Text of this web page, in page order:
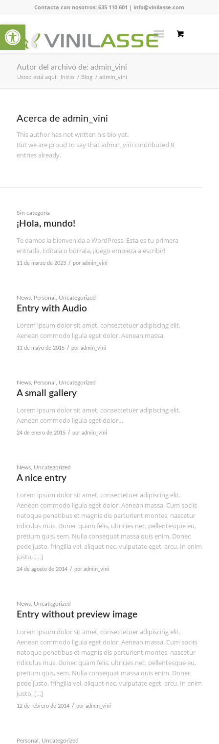
Contacta con nosotros:635 110 601 | info@vinilasse.com
Autor del archivo de: admin_vini
Usted está aquí: Inicio / Blog / admin_vini
Acerca de admin_vini
This author has not written his bio yet.
But we are proud to say that admin_vini contributed 8
entries already.
Sin categoría
¡Hola, mundo!
Te damos la bienvenida a WordPress. Esta es tu primera
entrada. Edítala o bórrala, ¡luego empieza a escribir!
11 de marzo de 2023 / por admin_vini
News, Personal Uncategorized
Entry with Audio
Lorem ipsum dolor sit amet, consectetuer adipiscing elit.
Aenean commodo ligula eget dolor. Aenean massa.
11 de mayo de 2015 / por admin_vini
News, Personal , Uncategorized
A small gallery
Lorem ipsum dolor sit amet, consectetuer adipiscing elit.
Aenean commodo ligula eget dolor…
24 de enero de 2015 / por admin_vini
News, Uncategorized
A nice entry
Lorem ipsum dolor sit amet, consectetuer adipiscing elit.
Aenean commodo ligula eget dolor. Aenean massa. Cum sociis
natoque penatibus et magnis dis parturient montes, nascetur
ridiculus mus. Donec quam felis, ultricies nec, pellentesque eu,
pretium quis, sem. Nulla consequat massa quis enim. Donec
pede justo, fringilla vel, aliquet nec, vulputate eget, arcu. In enim
justo, […]
24 de agosto de 2014 / por admin_vini
News, Uncategorized
Entry without preview image
Lorem ipsum dolor sit amet, consectetuer adipiscing elit.
Aenean commodo ligula eget dolor. Aenean massa. Cum sociis
natoque penatibus et magnis dis parturient montes, nascetur
ridiculus mus. Donec quam felis, ultricies nec, pellentesque eu,
pretium quis, sem. Nulla consequat massa quis enim. Donec
pede justo, fringilla vel, aliquet nec, vulputate eget, arcu. In enim
justo, […]
12 de febrero de 2014 / por admin_vini
Personal Uncategorized
Abrir barra de herramientas